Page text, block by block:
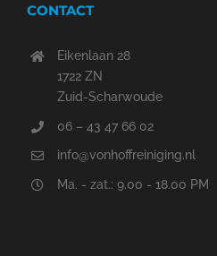
CONTACT
Eikenlaan 28
1722 ZN
Zuid-Scharwoude
06 – 43 47 66 02
info@vonhoffreiniging.nl
Ma. - zat.: 9.00 - 18.00 PM